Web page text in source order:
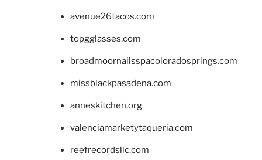
avenue26tacos.com
topgglasses.com
broadmoornailsspacoloradosprings.com
missblackpasadena.com
anneskitchen.org
valenciamarketytaqueria.com
reefrecordsllc.com